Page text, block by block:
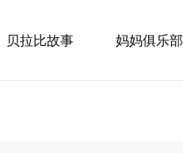
贝拉比故事 妈妈俱乐部